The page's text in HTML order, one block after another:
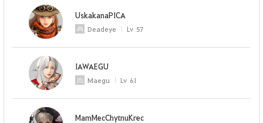
UskakanaPICA
Deadeye Lv 57
IAWAEGU
Maegu Lv 61
MamMecChytnuKrec